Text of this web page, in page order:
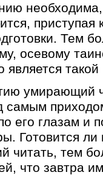
необходима,
Тем
осевому
такой
умирающий
самым
его глазам и
Готовится
тем
что завтра